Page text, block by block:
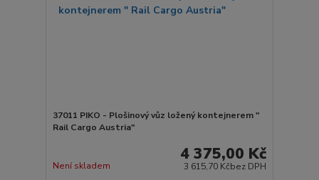
37011 PIKO - Plošinový vůz ložený kontejnerem "
Rail Cargo Austria"
4 375,00 Kč
3 615,70 Kčbez DPH
Není skladem